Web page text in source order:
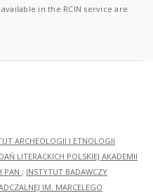
in the RCIN service are
ARCHEOLOGII I ETNOLOGII
LITERACKICH POLSKIEJ AKADEMII
PAN ; INSTYTUT BADAWCZY
IM. MARCELEGO